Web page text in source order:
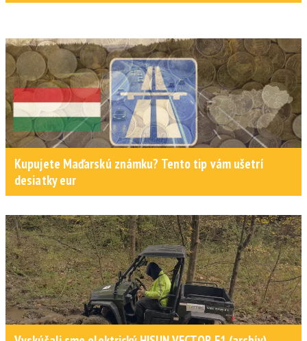
Kupujete Maďarskú známku? Tento tip vám ušetrí
desiatky eur